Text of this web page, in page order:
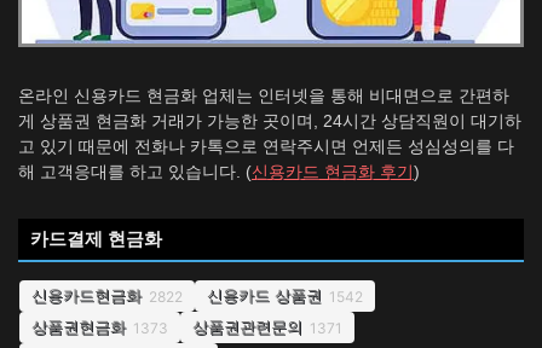
온라인 신용카드 현금화 업체는 인터넷을 통해 비대면으로 간편하
게 상품권 현금화 거래가 가능한 곳이며, 24시간 상담직원이 대기하
고 있기 때문에 전화나 카톡으로 연락주시면 언제든 성심성의를 다
해 고객응대를 하고 있습니다. (신용카드 현금화 후기 )
카드결제 현금화
신용카드현금화 2822 신용카드 상품권 1542
상품권현금화 1373 상품권관련문의 1371